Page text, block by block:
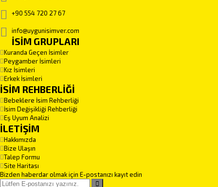
+90 554 720 27 67
info@uygunisimver.com
İSİM GRUPLARI
Kuranda Geçen İsimler
Peygamber İsimleri
Kız İsimleri
Erkek İsimleri
İSİM REHBERLİĞİ
Bebeklere İsim Rehberliği
İsim Değişikliği Rehberliği
Eş Uyum Analizi
İLETİŞİM
Hakkımızda
Bize Ulaşın
Talep Formu
Site Haritası
Bizden haberdar olmak için E-postanızı kayıt edin